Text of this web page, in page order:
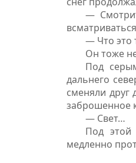
—
— Что это
Он тоже
Под
дальнего
сменяли друг
заброшенное
— Свет…
Под этой
медленно